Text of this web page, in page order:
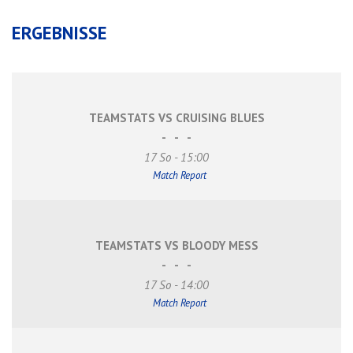
ERGEBNISSE
TEAMSTATS VS CRUISING BLUES
-
-
-
17 So - 15:00
Match Report
TEAMSTATS VS BLOODY MESS
-
-
-
17 So - 14:00
Match Report